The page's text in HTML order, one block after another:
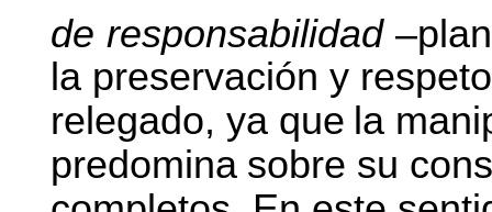
de responsabilidad
la preservación y
relegado, ya que la
predomina sobre su